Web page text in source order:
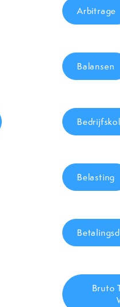
Arbitrage
Balansen
Belasting
Bruto